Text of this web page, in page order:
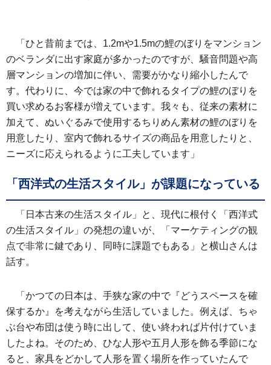
「ひと昔前までは、1.2mや1.5mの鯉のぼりをマンション
のベランダに出す家庭が多かったのですが、騒音問題や高
層マンションの増加に伴い、需要がかなり縮小したんで
す。代わりに、今では家の中で飾れるタイプの鯉のぼりを
買い求めるお客様が増えています。我々も、従来の素材に
加えて、ぬいぐるみで使用するちりめん素材の鯉のぼりを
用意したり、室内で飾れるサイズの商品を用意したりと、
ニーズに応えられるように工夫しています」
「西洋式の生活スタイル」が課題になっている
「日本古来の生活スタイル」と、現代に根付く「西洋式
の生活スタイル」の発想の違いが、「マーケティングの観
点で非常に鍵であり、同時に課題でもある」と横山さんは
話す。
「かつての日本は、手狭な家の中で『どうスペースを確
保するか』を考えながら生活していました。例えば、ちゃ
ぶ台や布団は使う時に出して、使い終われば片付けていま
したよね。そのため、ひな人形や五月人形を飾る季節にな
ると、家具をどかして人形を置く場所を作っていたんで